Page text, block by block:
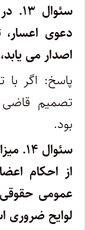
سئوال ۱۳.
دعوی
اصدار می
پاسخ: اگر با
تصمیم
بود.
سئوال ۱۴.
از احکام
عمومی
لوایح ضروری